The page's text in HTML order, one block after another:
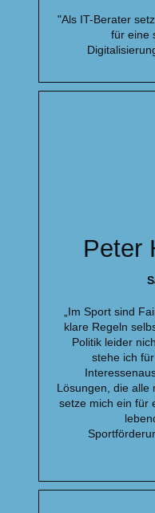
"Als IT-Berater
für eine
Peter
„Im Sport sind
klare Regeln
Politik leider
stehe ich
Lösungen, die alle
setze mich ein für